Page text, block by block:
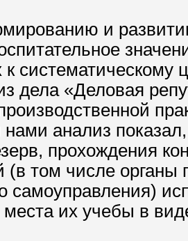
и
к систематическому
дела «Деловая
анализ
прохождения
(в том числе органы
самоуправления)
места их учебы в